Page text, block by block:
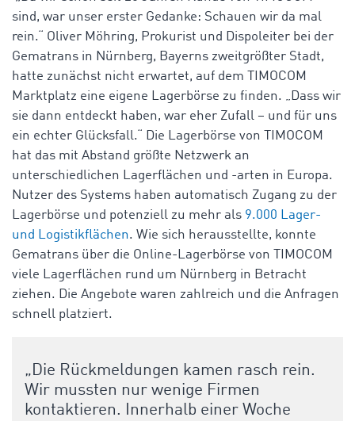
sind, war unser erster Gedanke: Schauen wir da mal
rein.“ Oliver Möhring, Prokurist und Dispoleiter bei der
Gematrans in Nürnberg, Bayerns zweitgrößter Stadt,
hatte zunächst nicht erwartet, auf dem TIMOCOM
Marktplatz eine eigene Lagerbörse zu finden. „Dass wir
sie dann entdeckt haben, war eher Zufall – und für uns
ein echter Glücksfall.“ Die Lagerbörse von TIMOCOM
hat das mit Abstand größte Netzwerk an
unterschiedlichen Lagerflächen und -arten in Europa.
Nutzer des Systems haben automatisch Zugang zu der
Lagerbörse und potenziell zu mehr als 9.000 Lager-
und Logistikflächen. Wie sich herausstellte, konnte
Gematrans über die Online-Lagerbörse von TIMOCOM
viele Lagerflächen rund um Nürnberg in Betracht
ziehen. Die Angebote waren zahlreich und die Anfragen
schnell platziert.
„Die Rückmeldungen kamen rasch rein.
Wir mussten nur wenige Firmen
kontaktieren. Innerhalb einer Woche